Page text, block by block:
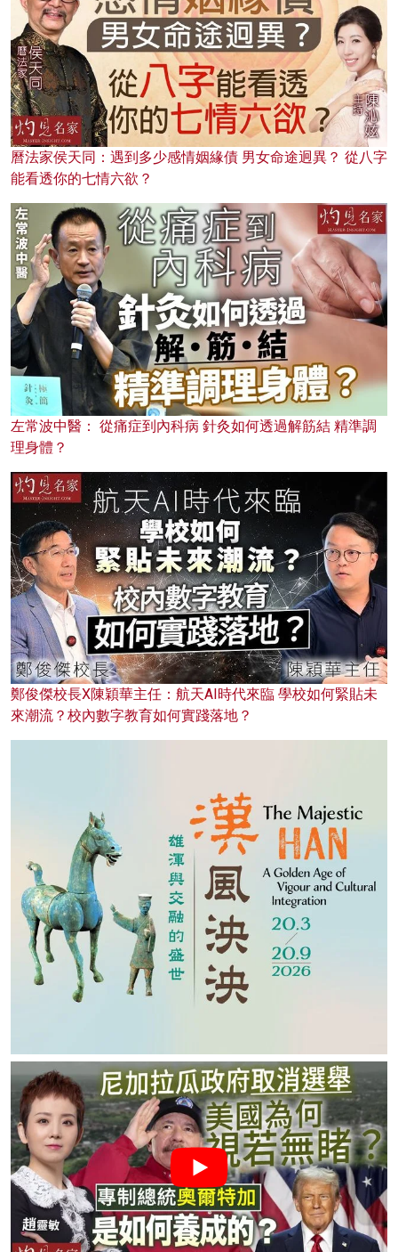
曆法家侯天同：遇到多少感情姻緣債 男女命途迥異？ 從八字
能看透你的七情六欲？
左常波中醫： 從痛症到內科病 針灸如何透過解筋結 精準調
理身體？
鄭俊傑校長X陳穎華主任：航天AI時代來臨 學校如何緊貼未
來潮流？校內數字教育如何實踐落地？